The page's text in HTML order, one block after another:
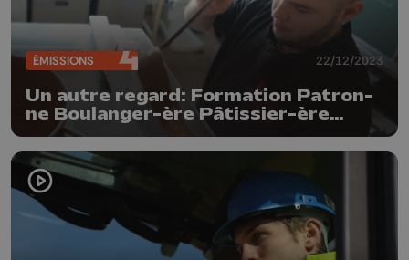
ÉMISSIONS 22/12/2023
Un autre regard: Formation Patron-
ne Boulanger-ère Pâtissier-ère
Chocolatier-ère